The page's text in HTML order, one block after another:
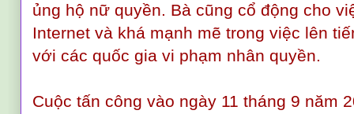
ủng hộ nữ quyền. Bà cũng cổ động cho
Internet và khá mạnh mẽ trong việc lên
với các quốc gia vi phạm nhân quyền.
Cuộc tấn công vào ngày 11 tháng 9 năm